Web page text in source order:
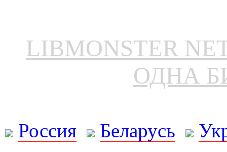
LIBMONSTER
ОДНА
Россия Беларусь